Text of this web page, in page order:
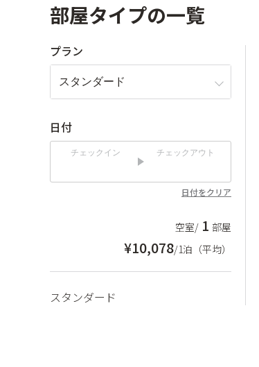
部屋タイプの一覧
プラン
日付
チェックイン チェックアウト
日付をクリア
空室/ 1 部屋
¥10,078/1泊（平均）
スタンダード